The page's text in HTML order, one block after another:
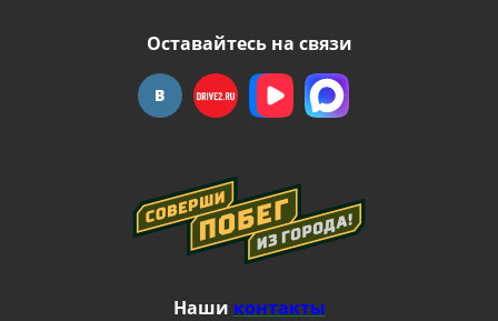
Оставайтесь на связи
Наши контакты